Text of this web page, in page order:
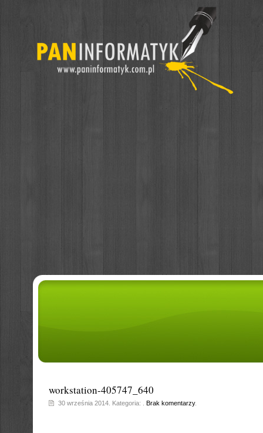
workstation-405747_640
30 września 2014. Kategoria: . Brak komentarzy.